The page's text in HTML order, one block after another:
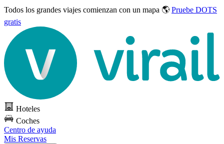
Todos los grandes viajes comienzan con un mapa 🌎 Pruebe DOTS
gratis
Hoteles
Coches
Centro de ayuda
Mis Reservas